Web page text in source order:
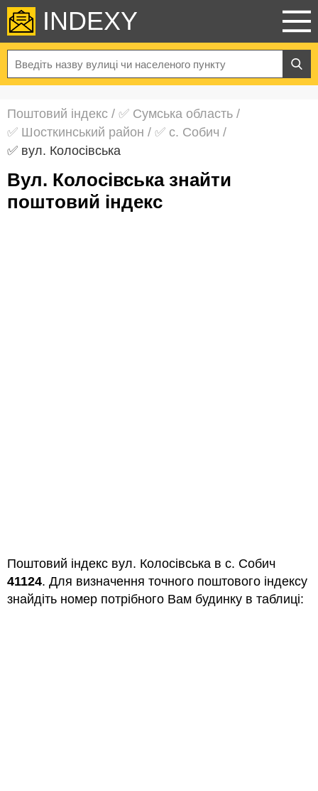
INDEXY
Поштовий індекс / ✅ Сумська область /
✅ Шосткинський район / ✅ с. Собич /
✅ вул. Колосівська
вул. Колосівська знайти
поштовий індекс
Поштовий індекс вул. Колосівська в с. Собич
41124. Для визначення точного поштового індексу
знайдіть номер потрібного Вам будинку в таблиці: